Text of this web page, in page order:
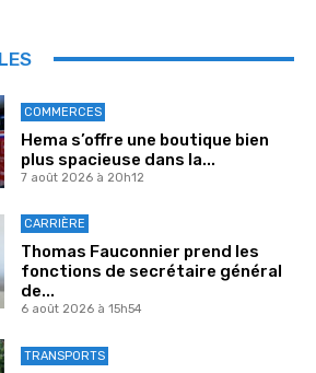
COMMERCES
Hema s’offre une boutique bien
plus spacieuse dans la...
7 août 2026 à 20h12
CARRIÈRE
Thomas Fauconnier prend les
fonctions de secrétaire général
de...
6 août 2026 à 15h54
TRANSPORTS